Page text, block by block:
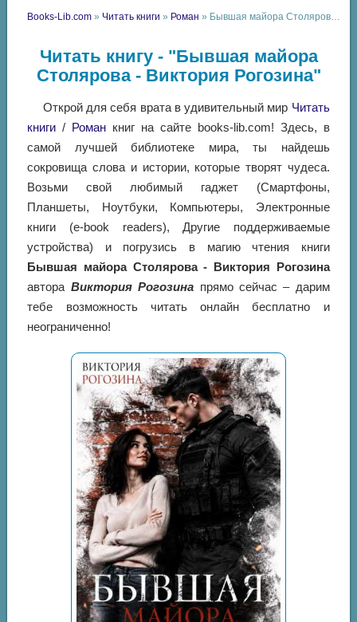
Books-Lib.com » Читать книги » Роман » Бывшая майора Столярова - Виктория Рогозина
Читать книгу - "Бывшая майора
Столярова - Виктория Рогозина"
Открой для себя врата в удивительный мир Читать
книги / Роман книг на сайте books-lib.com! Здесь, в
самой лучшей библиотеке мира, ты найдешь
сокровища слова и истории, которые творят чудеса.
Возьми свой любимый гаджет (Смартфоны,
Планшеты, Ноутбуки, Компьютеры, Электронные
книги (e-book readers), Другие поддерживаемые
устройства) и погрузись в магию чтения книги
Бывшая майора Столярова - Виктория Рогозина
автора Виктория Рогозина прямо сейчас – дарим
тебе возможность читать онлайн бесплатно и
неограниченно!